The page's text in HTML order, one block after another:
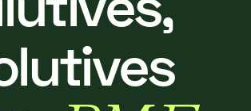
lutives